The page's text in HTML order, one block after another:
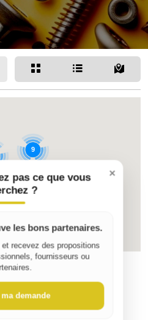
9
47
×
pas ce que vous
?
les bons partenaires.
recevez des propositions
fournisseurs ou
demande